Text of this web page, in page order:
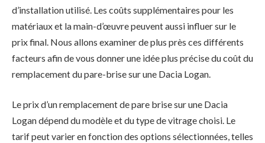
d’installation utilisé. Les coûts supplémentaires pour les
matériaux et la main-d’œuvre peuvent aussi influer sur le
prix final. Nous allons examiner de plus près ces différents
facteurs afin de vous donner une idée plus précise du coût du
remplacement du pare-brise sur une Dacia Logan.
Le prix d’un remplacement de pare brise sur une Dacia
Logan dépend du modèle et du type de vitrage choisi. Le
tarif peut varier en fonction des options sélectionnées, telles